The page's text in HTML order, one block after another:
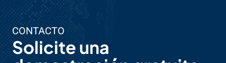
CONTACTO
Solicite una